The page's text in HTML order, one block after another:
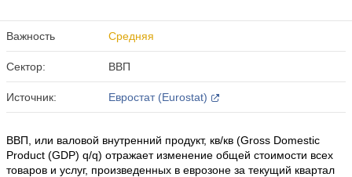
Важность Средняя
Сектор: ВВП
Источник: Евростат (Eurostat)
ВВП, или валовой внутренний продукт, кв/кв (Gross Domestic
Product (GDP) q/q) отражает изменение общей стоимости всех
товаров и услуг, произведенных в еврозоне за текущий квартал